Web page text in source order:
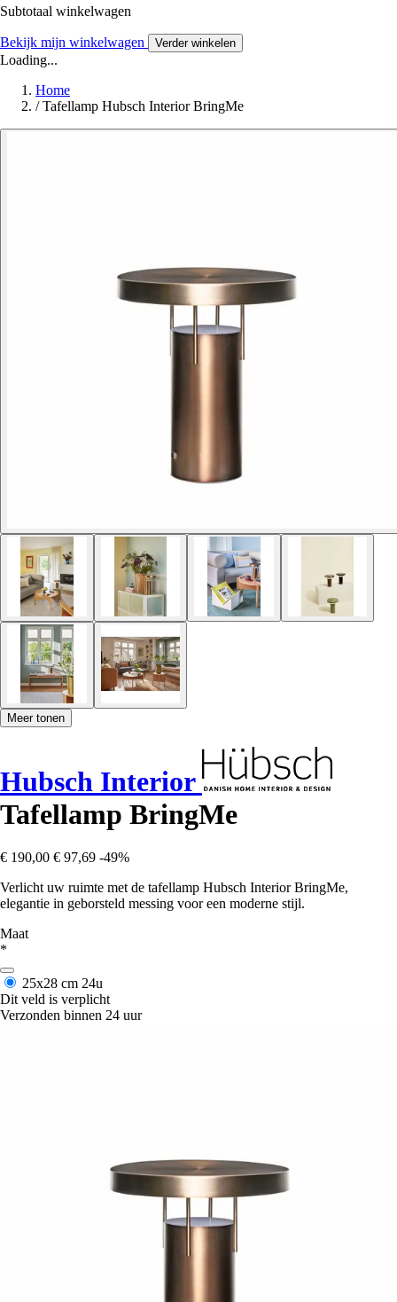
Subtotaal winkelwagen
Bekijk mijn winkelwagen Verder winkelen
Loading...
Home
/ Tafellamp Hubsch Interior BringMe
Meer tonen
Hubsch Interior
Tafellamp BringMe
€ 190,00 € 97,69 -49%
Verlicht uw ruimte met de tafellamp Hubsch Interior BringMe,
elegantie in geborsteld messing voor een moderne stijl.
Maat
*
25x28 cm 24u
Dit veld is verplicht
Verzonden binnen 24 uur